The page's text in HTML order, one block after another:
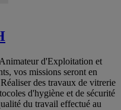
d'Exploitation et
vos missions seront en
des travaux de vitrerie
d'hygiène et de sécurité
du travail effectué au